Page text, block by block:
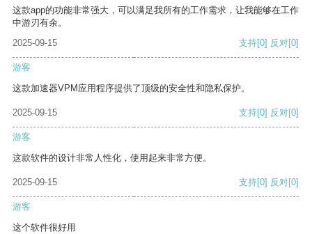
这款app的功能非常强大，可以满足我所有的工作需求，让我能够在工作
中游刃有余。
2025-09-15
支持[0] 反对[0]
游客
这款加速器VPM应用程序提供了顶级的安全性和隐私保护。
2025-09-15 支持[0] 反对[0]
游客
这款软件的设计非常人性化，使用起来非常方便。
2025-09-15 支持[0] 反对[0]
游客
这个软件很好用